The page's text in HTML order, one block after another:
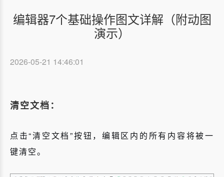
编辑器7个基础操作图文详解（附动图
演示）
2026-05-21 14:46:01
清空文档：
点击“清空文档”按钮，编辑区内的所有内容将被一
键清空。